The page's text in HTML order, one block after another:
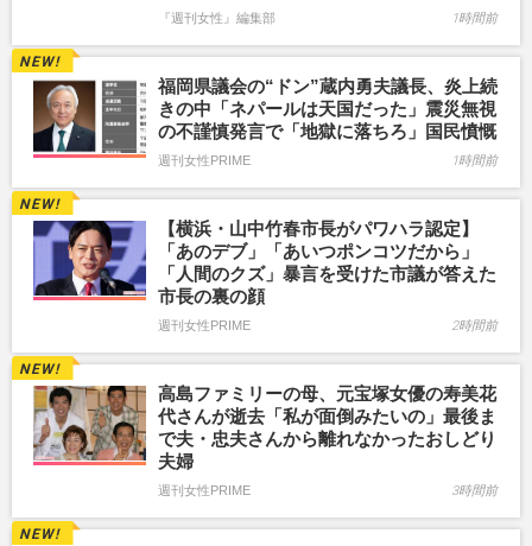
『週刊女性』編集部 1時間前
福岡県議会の“ドン”蔵内勇夫議長、炎上続
きの中「ネパールは天国だった」震災無視
の不謹慎発言で「地獄に落ちろ」国民憤慨
週刊女性PRIME 1時間前
【横浜・山中竹春市長がパワハラ認定】
「あのデブ」「あいつポンコツだから」
「人間のクズ」暴言を受けた市議が答えた
市長の裏の顔
週刊女性PRIME 2時間前
高島ファミリーの母、元宝塚女優の寿美花
代さんが逝去「私が面倒みたいの」最後ま
で夫・忠夫さんから離れなかったおしどり
夫婦
週刊女性PRIME 3時間前